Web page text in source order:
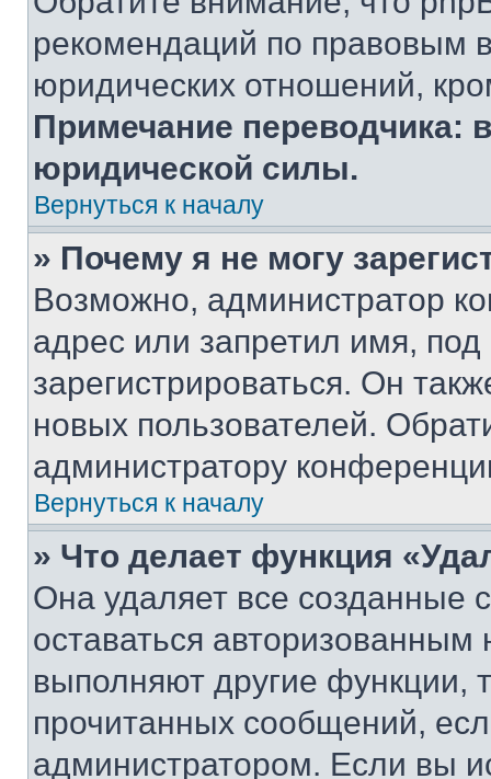
рекомендаций по правовым
юридических отношений,
Примечание переводчика:
юридической силы.
Вернуться к началу
» Почему я не могу
Возможно, администратор
адрес или запретил имя,
зарегистрироваться. Он
новых пользователей.
администратору
Вернуться к началу
» Что делает функция
Она удаляет все созданные
оставаться
выполняют другие функции,
прочитанных сообщений,
администратором. Если вы